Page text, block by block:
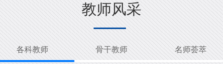
教师风采
各科教师 骨干教师 名师荟萃